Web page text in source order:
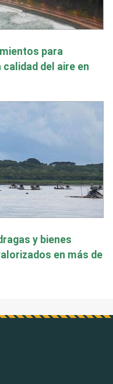
para
del aire en
y bienes
en más de